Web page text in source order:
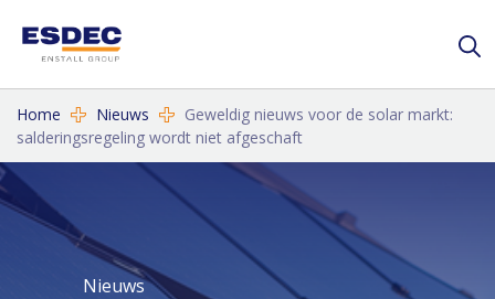
Home Nieuws
Geweldig nieuws voor de solar markt:
salderingsregeling wordt niet afgeschaft
Nieuws